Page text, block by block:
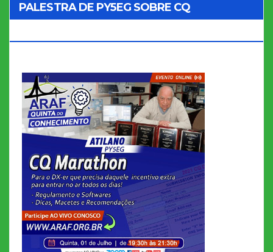
PALESTRA DE PY5EG SOBRE CQ